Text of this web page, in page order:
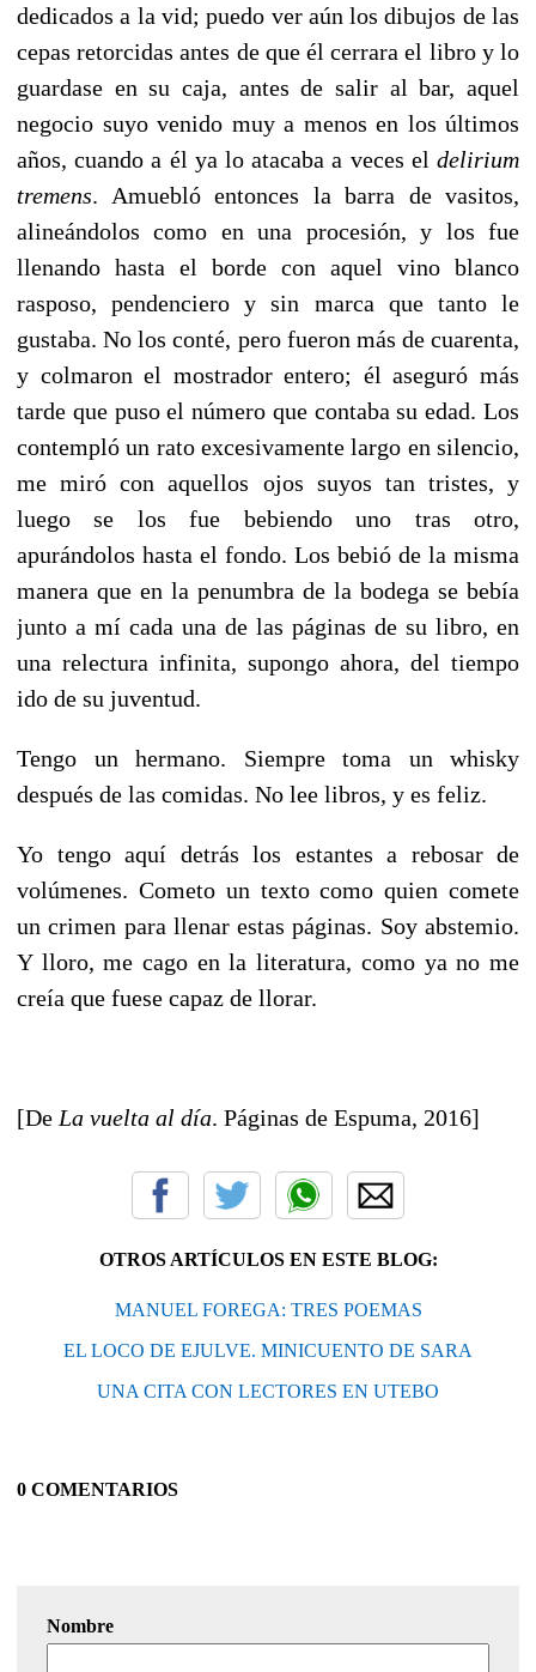
dedicados a la vid; puedo ver aún los dibujos de las
cepas retorcidas antes de que él cerrara el libro y lo
guardase en su caja, antes de salir al bar, aquel
negocio suyo venido muy a menos en los últimos
años, cuando a él ya lo atacaba a veces el delirium
tremens. Amuebló entonces la barra de vasitos,
alineándolos como en una procesión, y los fue
llenando hasta el borde con aquel vino blanco
rasposo, pendenciero y sin marca que tanto le
gustaba. No los conté, pero fueron más de cuarenta,
y colmaron el mostrador entero; él aseguró más
tarde que puso el número que contaba su edad. Los
contempló un rato excesivamente largo en silencio,
me miró con aquellos ojos suyos tan tristes, y
luego se los fue bebiendo uno tras otro,
apurándolos hasta el fondo. Los bebió de la misma
manera que en la penumbra de la bodega se bebía
junto a mí cada una de las páginas de su libro, en
una relectura infinita, supongo ahora, del tiempo
ido de su juventud.
Tengo un hermano. Siempre toma un whisky
después de las comidas. No lee libros, y es feliz.
Yo tengo aquí detrás los estantes a rebosar de
volúmenes. Cometo un texto como quien comete
un crimen para llenar estas páginas. Soy abstemio.
Y lloro, me cago en la literatura, como ya no me
creía que fuese capaz de llorar.
[De La vuelta al día. Páginas de Espuma, 2016]
OTROS ARTÍCULOS EN ESTE BLOG:
MANUEL FOREGA: TRES POEMAS
EL LOCO DE EJULVE. MINICUENTO DE SARA
UNA CITA CON LECTORES EN UTEBO
0 COMENTARIOS
Nombre